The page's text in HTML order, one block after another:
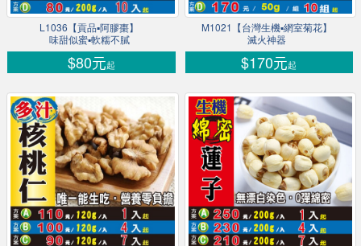
L1036【貢品▪阿膠棗】
味甜似蜜▪軟糯不膩
$80元起
M1021【台灣生機▪網室菊花】
滅火神器
$170元起